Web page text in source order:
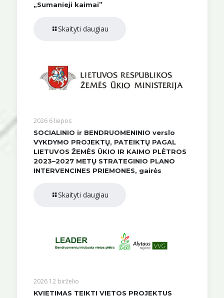
„Sumanieji kaimai”
Skaityti daugiau
2026 6 liepos
SOCIALINIO ir BENDRUOMENINIO verslo
VYKDYMO PROJEKTŲ, PATEIKTŲ PAGAL
LIETUVOS ŽEMĖS ŪKIO IR KAIMO PLĖTROS
2023–2027 METŲ STRATEGINIO PLANO
INTERVENCINES PRIEMONES, gairės
Skaityti daugiau
2026 12 birželio
KVIETIMAS TEIKTI VIETOS PROJEKTUS